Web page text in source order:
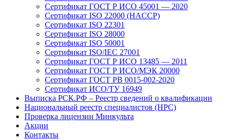
Сертификат ГОСТ Р ИСО 45001 — 2020
Сертификат ISO 22000 (HACCP)
Сертификат ISO 22301
Сертификат ISO 28000
Сертификат ISO 50001
Сертификат ISO/IEC 27001
Сертификат ГОСТ Р ИСО 13485 — 2011
Сертификат ГОСТ Р ИСО/МЭК 20000
Сертификат ГОСТ РВ 0015-002-2020
Сертификат ИСО/ТУ 16949
Выписка РСК.РФ – Реестр сведений о квалификации
Национальный реестр специалистов (НРС)
Проверка лицензии Минкульта
Акции
Контакты